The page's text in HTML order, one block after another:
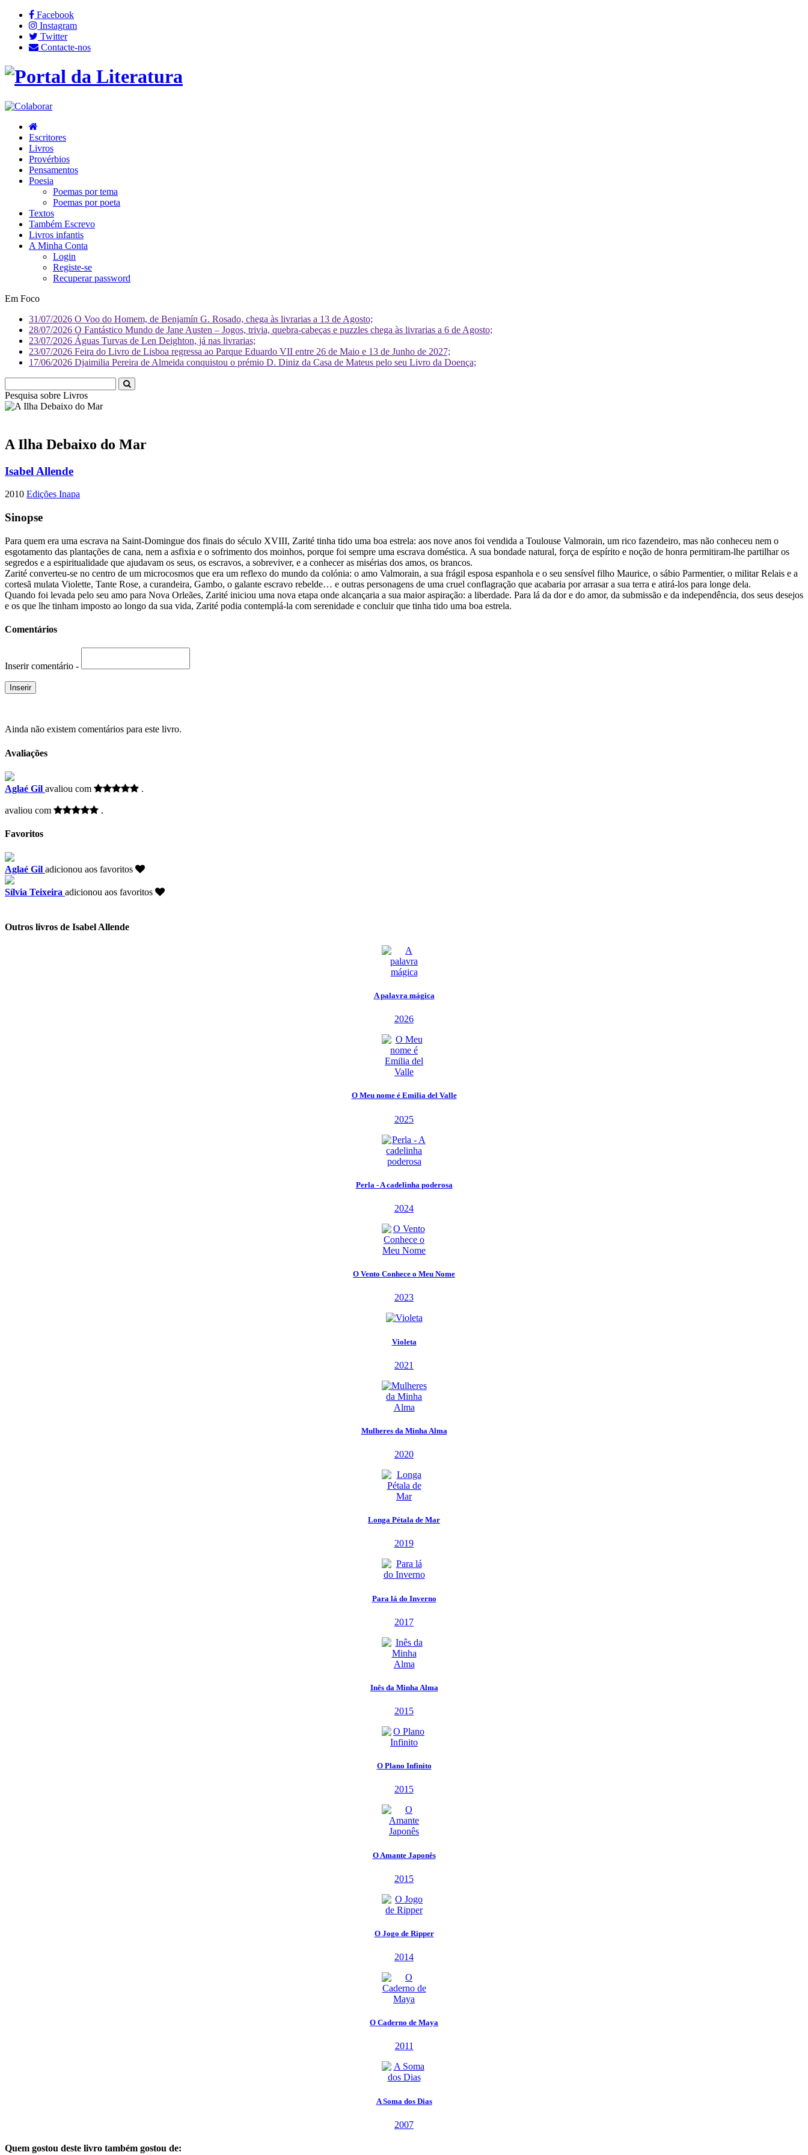
Facebook
Instagram
Twitter
Contacte-nos
Escritores
Livros
Provérbios
Pensamentos
Poesia
Poemas por tema
Poemas por poeta
Textos
Também Escrevo
Livros infantis
A Minha Conta
Login
Registe-se
Recuperar password
Em Foco
31/07/2026 O Voo do Homem, de Benjamín G. Rosado, chega às livrarias a 13 de Agosto;
28/07/2026 O Fantástico Mundo de Jane Austen – Jogos, trivia, quebra-cabeças e puzzles chega às livrarias a 6 de Agosto;
23/07/2026 Águas Turvas de Len Deighton, já nas livrarias;
23/07/2026 Feira do Livro de Lisboa regressa ao Parque Eduardo VII entre 26 de Maio e 13 de Junho de 2027;
17/06/2026 Djaimilia Pereira de Almeida conquistou o prémio D. Diniz da Casa de Mateus pelo seu Livro da Doença;
Pesquisa sobre Livr
A Ilha Debaixo do Mar
Isabel Allende
2010 Edições Inapa
Sinopse
Para quem era uma escrava na Saint-Domingue dos finais do século XVIII, Zarité tinha tido uma boa estrela: aos nove anos foi vendida a Toulouse Valmorain, um rico fazendeiro, mas não conheceu nem o
esgotamento das plantações de cana, nem a asfixia e o sofrimento dos moinhos, porque foi sempre uma escrava doméstica. A sua bondade natural, força de espírito e noção de honra permitiram-lhe partilhar os
segredos e a espiritualidade que ajudavam os seus, os escravos, a sobreviver, e a conhecer as misérias dos amos, os brancos.
Zarité converteu-se no centro de um microcosmos que era um reflexo do mundo da colónia: o amo Valmorain, a sua frágil esposa espanhola e o seu sensível filho Maurice, o sábio Parmentier, o militar Relais e a
cortesã mulata Violette, Tante Rose, a curandeira, Gambo, o galante escravo rebelde… e outras personagens de uma cruel conflagração que acabaria por arrasar a sua terra e atirá-los para longe dela.
Quando foi levada pelo seu amo para Nova Orleães, Zarité iniciou uma nova etapa onde alcançaria a sua maior aspiração: a liberdade. Para lá da dor e do amor, da submissão e da independência, dos seus desejos
e os que lhe tinham imposto ao longo da sua vida, Zarité podia contemplá-la com serenidade e concluir que tinha tido uma boa estrela.
Comentários
Inserir comentário -
Ainda não existem comentários para este livro.
Avaliações
Aglaé Gil avaliou com .
avaliou com .
Favoritos
Aglaé Gil adicionou aos favoritos
Sílvia Teixeira adicionou aos favoritos
Outros livros de Isabel Allende
A palavra mágica
2026
O Meu nome é Emilia del Valle
2025
Perla - A cadelinha poderosa
2024
O Vento Conhece o Meu Nome
2023
Violeta
2021
Mulheres da Minha Alma
2020
Longa Pétala de Mar
2019
Para lá do Inverno
2017
Inês da Minha Alma
2015
O Plano Infinito
2015
O Amante Japonês
2015
O Jogo de Ripper
2014
O Caderno de Maya
2011
A Soma dos Dias
2007
Quem gostou deste livro também gostou de: